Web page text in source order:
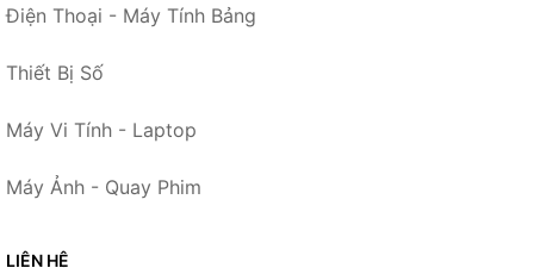
Điện Thoại - Máy Tính Bảng
Thiết Bị Số
Máy Vi Tính - Laptop
Máy Ảnh - Quay Phim
LIÊN HỆ